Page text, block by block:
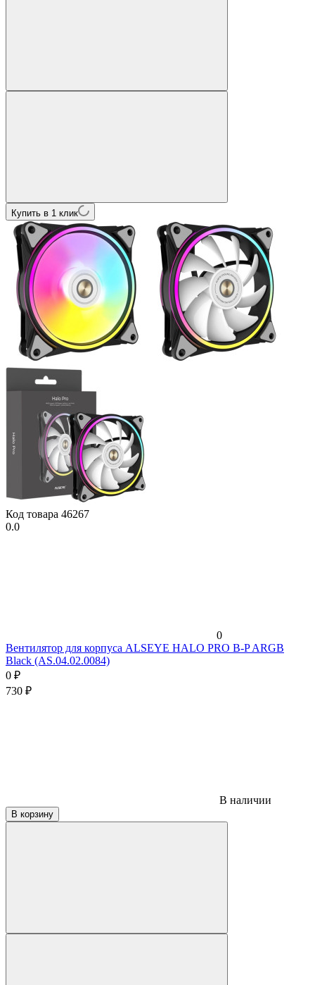
Купить в 1 клик
Код товара 46267
0.0
0
Вентилятор для корпуса ALSEYE HALO PRO B-P ARGB
Black (AS.04.02.0084)
0 ₽
730 ₽
В наличии
В корзину